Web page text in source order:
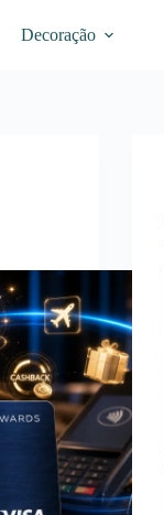
Decoração